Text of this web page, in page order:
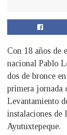
Con 18 años de
nacional Pablo
dos de bronce
primera jornada
Levantamiento
instalaciones de
Ayutuxtepeque.